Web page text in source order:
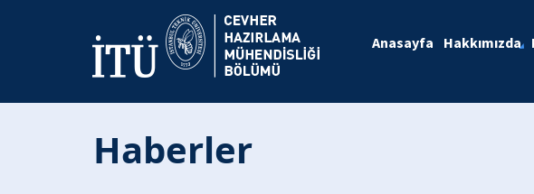
Anasayfa Hakkımızda
Haberler